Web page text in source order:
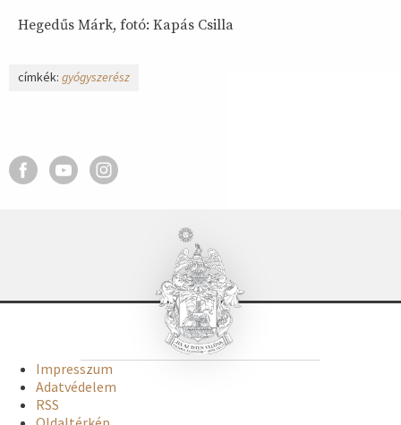
Hegedűs Márk, fotó: Kapás Csilla
címkék: gyógyszerész
Impresszum
Adatvédelem
RSS